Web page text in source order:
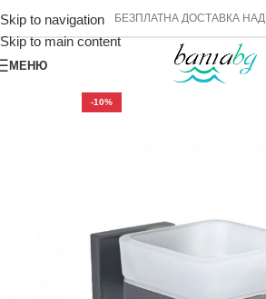
Skip to navigation
Skip to main content
БЕЗПЛАТНА ДОСТАВКА НАД
МЕНЮ
-10%